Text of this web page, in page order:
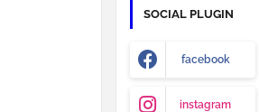
SOCIAL PLUGIN
facebook
instagram